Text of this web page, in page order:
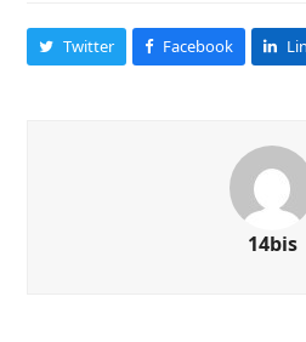
Twitter Facebook
14bis